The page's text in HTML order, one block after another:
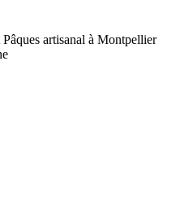
artisanal à Montpellier